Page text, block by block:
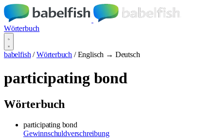
Wörterbuch
babelfish / Wörterbuch / Englisch → Deutsch
participating bond
Wörterbuch
participating bond
Gewinnschuldverschreibung